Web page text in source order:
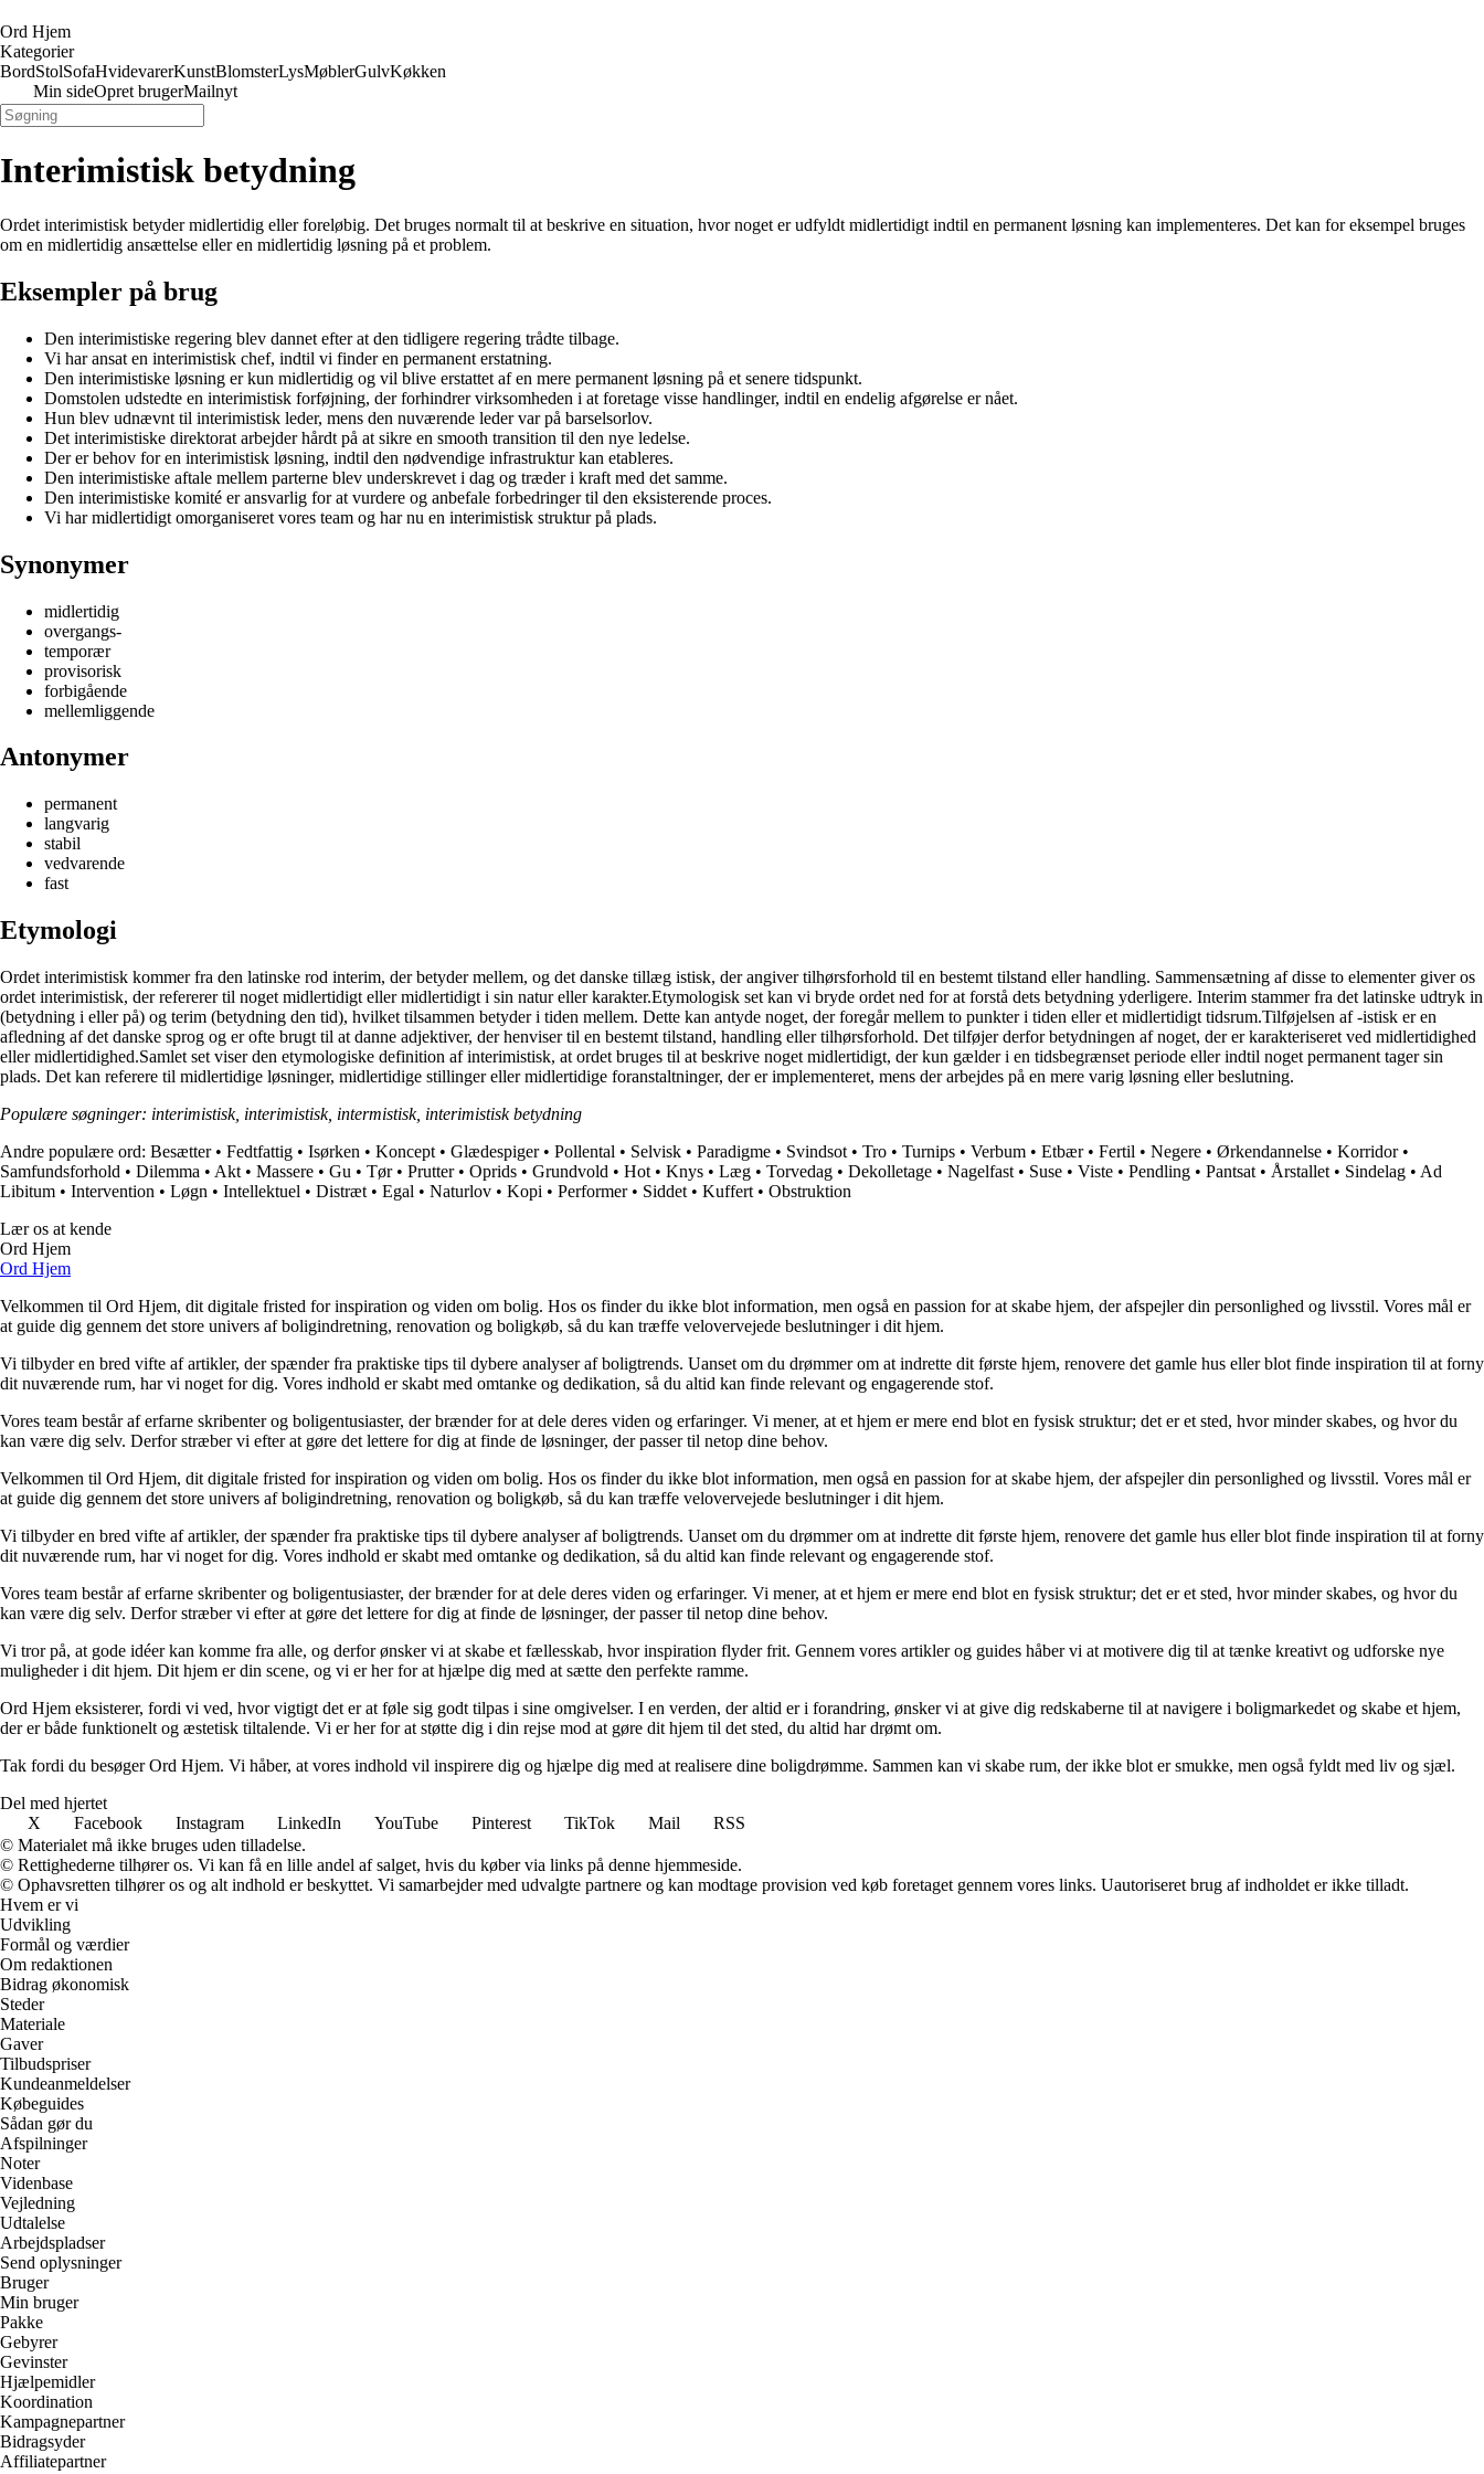
Ord Hjem
Kategorier
BordStolSofaHvidevarerKunstBlomsterLysMøblerGulvKøkken
Min sideOpret brugerMailnyt
Interimistisk betydning
Ordet interimistisk betyder midlertidig eller foreløbig. Det bruges normalt til at beskrive en situation, hvor noget er udfyldt midlertidigt indtil en permanent løsning kan implementeres. Det kan for eksempel bruges
om en midlertidig ansættelse eller en midlertidig løsning på et problem.
Eksempler på brug
Den interimistiske regering blev dannet efter at den tidligere regering trådte tilbage.
Vi har ansat en interimistisk chef, indtil vi finder en permanent erstatning.
Den interimistiske løsning er kun midlertidig og vil blive erstattet af en mere permanent løsning på et senere tidspunkt.
Domstolen udstedte en interimistisk forføjning, der forhindrer virksomheden i at foretage visse handlinger, indtil en endelig afgørelse er nået.
Hun blev udnævnt til interimistisk leder, mens den nuværende leder var på barselsorlov.
Det interimistiske direktorat arbejder hårdt på at sikre en smooth transition til den nye ledelse.
Der er behov for en interimistisk løsning, indtil den nødvendige infrastruktur kan etableres.
Den interimistiske aftale mellem parterne blev underskrevet i dag og træder i kraft med det samme.
Den interimistiske komité er ansvarlig for at vurdere og anbefale forbedringer til den eksisterende proces.
Vi har midlertidigt omorganiseret vores team og har nu en interimistisk struktur på plads.
Synonymer
midlertidig
overgangs-
temporær
provisorisk
forbigående
mellemliggende
Antonymer
permanent
langvarig
stabil
vedvarende
fast
Etymologi
Ordet interimistisk kommer fra den latinske rod interim, der betyder mellem, og det danske tillæg istisk, der angiver tilhørsforhold til en bestemt tilstand eller handling. Sammensætning af disse to elementer giver os
ordet interimistisk, der refererer til noget midlertidigt eller midlertidigt i sin natur eller karakter.Etymologisk set kan vi bryde ordet ned for at forstå dets betydning yderligere. Interim stammer fra det latinske udtryk in
(betydning i eller på) og terim (betydning den tid), hvilket tilsammen betyder i tiden mellem. Dette kan antyde noget, der foregår mellem to punkter i tiden eller et midlertidigt tidsrum.Tilføjelsen af -istisk er en
afledning af det danske sprog og er ofte brugt til at danne adjektiver, der henviser til en bestemt tilstand, handling eller tilhørsforhold. Det tilføjer derfor betydningen af noget, der er karakteriseret ved midlertidighed
eller midlertidighed.Samlet set viser den etymologiske definition af interimistisk, at ordet bruges til at beskrive noget midlertidigt, der kun gælder i en tidsbegrænset periode eller indtil noget permanent tager sin
plads. Det kan referere til midlertidige løsninger, midlertidige stillinger eller midlertidige foranstaltninger, der er implementeret, mens der arbejdes på en mere varig løsning eller beslutning.
Populære søgninger: interimistisk, interimistisk, intermistisk, interimistisk betydning
Andre populære ord: Besætter• Fedtfattig • Isørken • Koncept • Glædespiger• Pollental • Selvisk • Paradigme • Svindsot • Tro • Turnips • Verbum • Etbær• Fertil • Negere • Ørkendannelse • Korridor•
Samfundsforhold • Dilemma • Akt • Massere • Gu • Tør• Prutter• Oprids • Grundvold • Hot • Knys • Læg • Torvedag • Dekolletage • Nagelfast • Suse • Viste • Pendling • Pantsat • Årstallet • Sindelag • Ad
Libitum • Intervention • Løgn • Intellektuel • Distræt • Egal • Naturlov • Kopi • Performer• Siddet • Kuffert • Obstruktion
Lær os at kende
Ord Hjem
Ord Hjem
Velkommen til Ord Hjem, dit digitale fristed for inspiration og viden om bolig. Hos os finder du ikke blot information, men også en passion for at skabe hjem, der afspejler din personlighed og livsstil. Vores mål er
at guide dig gennem det store univers af boligindretning, renovation og boligkøb, så du kan træffe velovervejede beslutninger i dit hjem.
Vi tilbyder en bred vifte af artikler, der spænder fra praktiske tips til dybere analyser af boligtrends. Uanset om du drømmer om at indrette dit første hjem, renovere det gamle hus eller blot finde inspiration til at forny
dit nuværende rum, har vi noget for dig. Vores indhold er skabt med omtanke og dedikation, så du altid kan finde relevant og engagerende stof.
Vores team består af erfarne skribenter og boligentusiaster, der brænder for at dele deres viden og erfaringer. Vi mener, at et hjem er mere end blot en fysisk struktur; det er et sted, hvor minder skabes, og hvor du
kan være dig selv. Derfor stræber vi efter at gøre det lettere for dig at finde de løsninger, der passer til netop dine behov.
Velkommen til Ord Hjem, dit digitale fristed for inspiration og viden om bolig. Hos os finder du ikke blot information, men også en passion for at skabe hjem, der afspejler din personlighed og livsstil. Vores mål er
at guide dig gennem det store univers af boligindretning, renovation og boligkøb, så du kan træffe velovervejede beslutninger i dit hjem.
Vi tilbyder en bred vifte af artikler, der spænder fra praktiske tips til dybere analyser af boligtrends. Uanset om du drømmer om at indrette dit første hjem, renovere det gamle hus eller blot finde inspiration til at forny
dit nuværende rum, har vi noget for dig. Vores indhold er skabt med omtanke og dedikation, så du altid kan finde relevant og engagerende stof.
Vores team består af erfarne skribenter og boligentusiaster, der brænder for at dele deres viden og erfaringer. Vi mener, at et hjem er mere end blot en fysisk struktur; det er et sted, hvor minder skabes, og hvor du
kan være dig selv. Derfor stræber vi efter at gøre det lettere for dig at finde de løsninger, der passer til netop dine behov.
Vi tror på, at gode idéer kan komme fra alle, og derfor ønsker vi at skabe et fællesskab, hvor inspiration flyder frit. Gennem vores artikler og guides håber vi at motivere dig til at tænke kreativt og udforske nye
muligheder i dit hjem. Dit hjem er din scene, og vi er her for at hjælpe dig med at sætte den perfekte ramme.
Ord Hjem eksisterer, fordi vi ved, hvor vigtigt det er at føle sig godt tilpas i sine omgivelser. I en verden, der altid er i forandring, ønsker vi at give dig redskaberne til at navigere i boligmarkedet og skabe et hjem,
der er både funktionelt og æstetisk tiltalende. Vi er her for at støtte dig i din rejse mod at gøre dit hjem til det sted, du altid har drømt om.
Tak fordi du besøger Ord Hjem. Vi håber, at vores indhold vil inspirere dig og hjælpe dig med at realisere dine boligdrømme. Sammen kan vi skabe rum, der ikke blot er smukke, men også fyldt med liv og sjæl.
Del med hjertet
X
Facebook Instagram LinkedIn YouTube Pinterest TikTok Mail
RSS
© Materialet må ikke bruges uden tilladelse.
© Rettighederne tilhører os. Vi kan få en lille andel af salget, hvis du køber via links på denne hjemmeside.
© Ophavsretten tilhører os og alt indhold er beskyttet. Vi samarbejder med udvalgte partnere og kan modtage provision ved køb foretaget gennem vores links. Uautoriseret brug af indholdet er ikke tilladt.
Hvem er vi
Udvikling
Formål og værdier
Om redaktionen
Bidrag økonomisk
Steder
Materiale
Gaver
Tilbudspriser
Kundeanmeldelser
Købeguides
Sådan gør du
Afspilninger
Noter
Videnbase
Vejledning
Udtalelse
Arbejdspladser
Send oplysninger
Bruger
Min bruger
Pakke
Gebyrer
Gevinster
Hjælpemidler
Koordination
Kampagnepartner
Bidragsyder
Affiliatepartner